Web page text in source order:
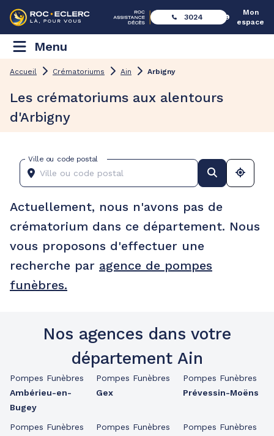
3024
Mon
espace
Menu
Accueil Crématoriums Ain Arbigny
Les crématoriums aux alentours
d'Arbigny
Ville ou code postal
Actuellement, nous n'avons pas de
crématorium dans ce département. Nous
vous proposons d'effectuer une
recherche par agence de pompes
funèbres.
Nos agences dans votre
département Ain
Pompes Funèbres
Ambérieu-en-
Bugey
Pompes Funèbres
Pompes Funèbres
Gex
Pompes Funèbres
Pompes Funèbres
Prévessin-Moëns
Pompes Funèbres